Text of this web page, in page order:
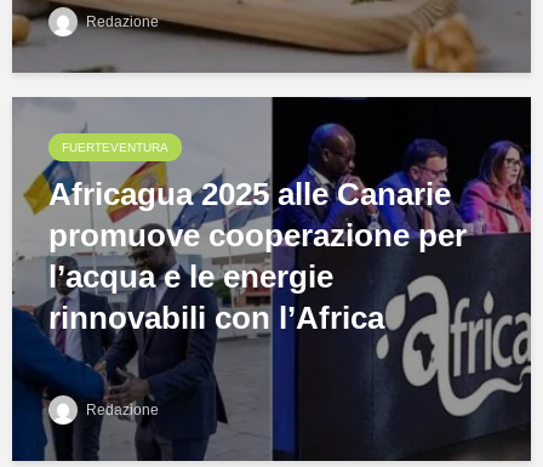
Redazione
FUERTEVENTURA
Africagua 2025 alle Canarie
promuove cooperazione per
l’acqua e le energie
rinnovabili con l’Africa
Redazione